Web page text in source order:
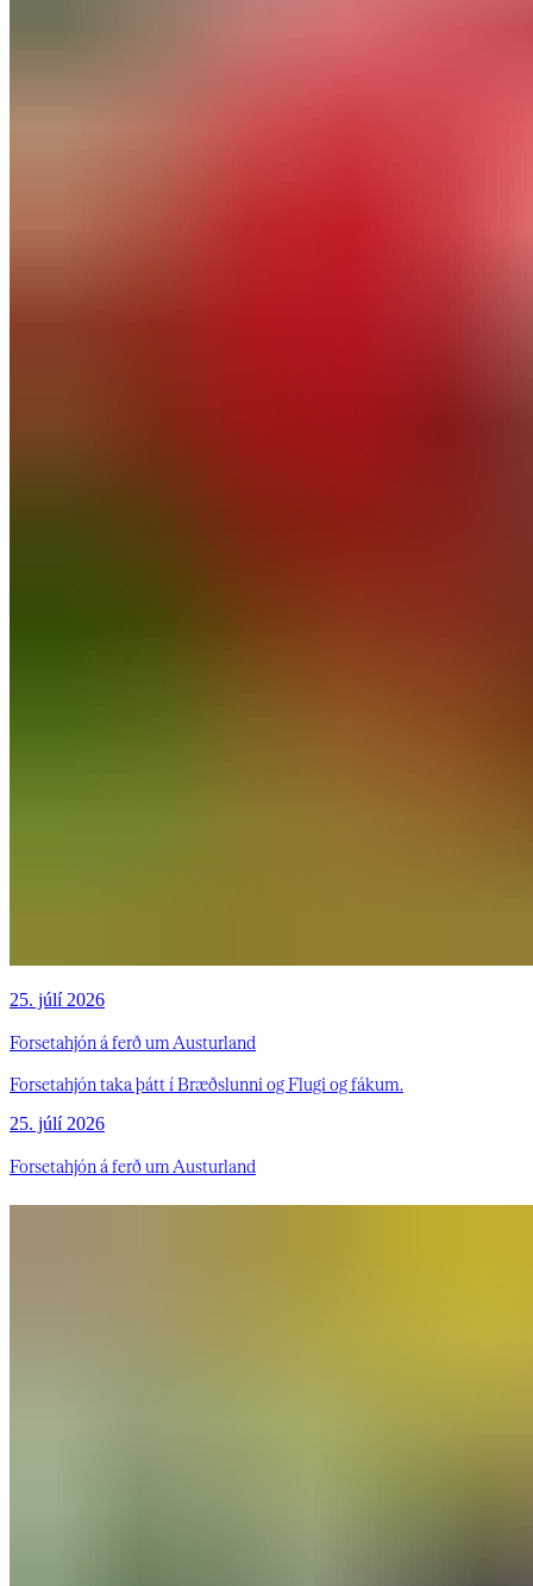
25. júlí 2026
Forsetahjón á ferð um Austurland
Forsetahjón taka þátt í Bræðslunni og Flugi og fákum.
25. júlí 2026
Forsetahjón á ferð um Austurland